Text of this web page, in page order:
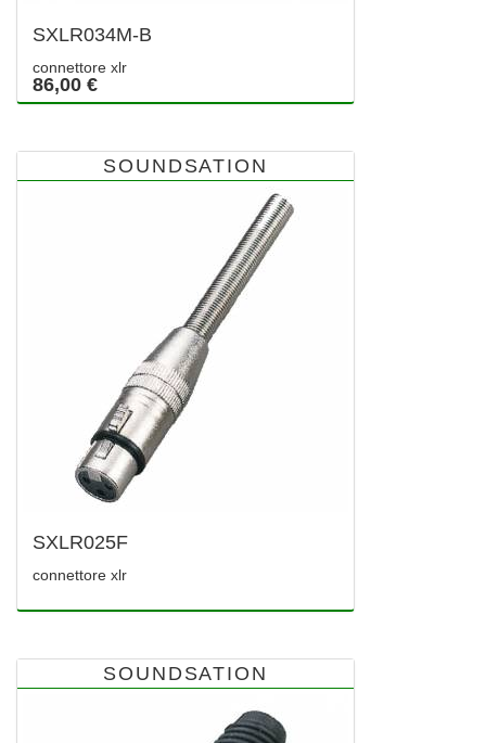
SXLR034M-B
connettore xlr
86,00 €
SOUNDSATION
SXLR025F
connettore xlr
SOUNDSATION